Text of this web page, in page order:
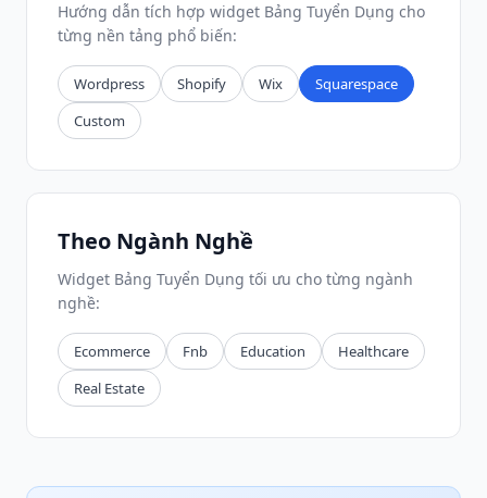
Hướng dẫn tích hợp widget Bảng Tuyển Dụng cho
từng nền tảng phổ biến:
Wordpress Shopify Wix
Squarespace
Custom
Theo Ngành Nghề
Widget Bảng Tuyển Dụng tối ưu cho từng ngành
nghề:
Ecommerce Fnb Education
Healthcare
Real Estate